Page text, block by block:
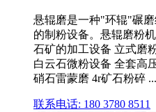
悬辊磨是一种"环辊"碾
的制粉设备。悬辊磨粉
石矿的加工设备 立式磨
白云石微粉设备 全套高
硝石雷蒙磨 4r矿石粉碎 ...
联系电话: 180 3780 8511